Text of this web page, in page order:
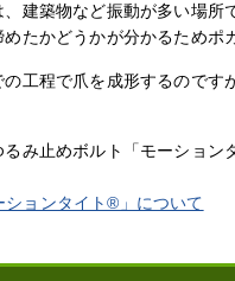
建築物など振動が多い場
たかどうかが分かるためポ
工程で爪を成形するので
るみ止めボルト「モーショ
ョンタイト®」について